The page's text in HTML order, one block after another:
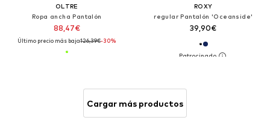
OLTRE
Ropa ancha Pantalón
88,47€
Último precio más bajo:126,39€-30%
ROXY
regular Pantalón 'Oceanside'
39,90€
Cargar más productos